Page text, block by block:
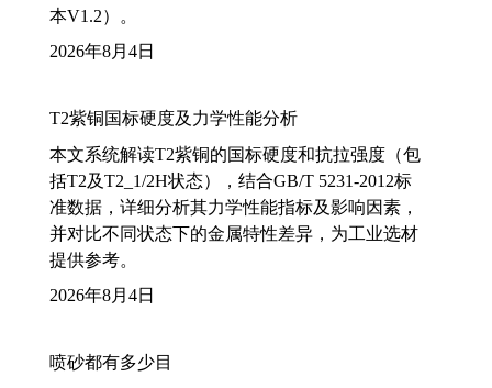
本V1.2）。
2026年8月4日
T2紫铜国标硬度及力学性能分析
本文系统解读T2紫铜的国标硬度和抗拉强度（包
括T2及T2_1/2H状态），结合GB/T 5231-2012标
准数据，详细分析其力学性能指标及影响因素，
并对比不同状态下的金属特性差异，为工业选材
提供参考。
2026年8月4日
喷砂都有多少目